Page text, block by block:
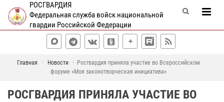
РОСГВАРДИЯ
Федеральная служба войск национальной
гвардии Российской Федерации
Главная Новости
Росгвардия приняла участие во Всероссийском
форуме «Моя законотворческая инициатива»
РОСГВАРДИЯ ПРИНЯЛА УЧАСТИЕ ВО